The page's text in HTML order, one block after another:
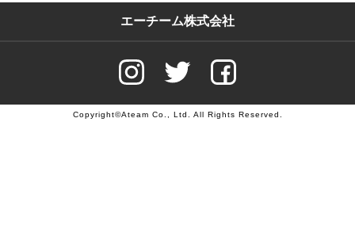
エーチーム株式会社
Copyright©Ateam Co., Ltd. All Rights Reserved.